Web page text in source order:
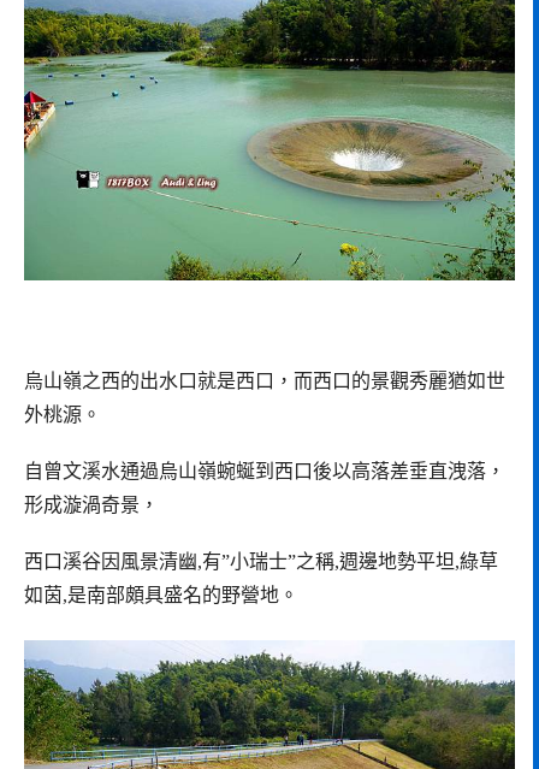
烏山嶺之西的出水口就是西口，而西口的景觀秀麗猶如世
外桃源。
自曾文溪水通過烏山嶺蜿蜒到西口後以高落差垂直洩落，
形成漩渦奇景，
西口溪谷因風景清幽,有”小瑞士”之稱,週邊地勢平坦,綠草
如茵,是南部頗具盛名的野營地。